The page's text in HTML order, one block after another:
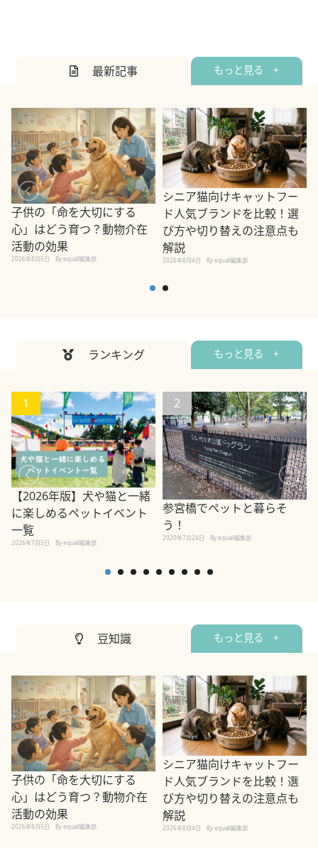
最新記事 もっと見る +
子供の「命を大切にする
心」はどう育つ？動物介在
活動の効果
2026年8月5日 By equall編集部
シニア猫向けキャットフー
ド人気ブランドを比較！選
び方や切り替えの注意点も
解説
2026年8月4日 By equall編集部
ランキング もっと見る +
1
【2026年版】犬や猫と一緒
に楽しめるペットイベント
一覧
2026年7月5日 By equall編集部
2
参宮橋でペットと暮らそ
う！
2020年7月24日 By equall編集部
豆知識 もっと見る +
子供の「命を大切にする
心」はどう育つ？動物介在
活動の効果
2026年8月5日 By equall編集部
シニア猫向けキャットフー
ド人気ブランドを比較！選
び方や切り替えの注意点も
解説
2026年8月4日 By equall編集部